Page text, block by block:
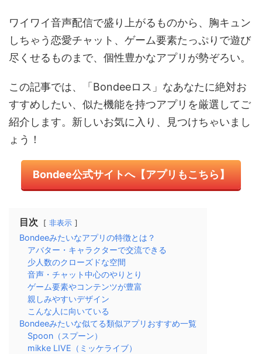
ワイワイ音声配信で盛り上がるものから、胸キュン
しちゃう恋愛チャット、ゲーム要素たっぷりで遊び
尽くせるものまで、個性豊かなアプリが勢ぞろい。
この記事では、「Bondeeロス」なあなたに絶対お
すすめしたい、似た機能を持つアプリを厳選してご
紹介します。新しいお気に入り、見つけちゃいまし
ょう！
Bondee公式サイトへ【アプリもこちら】
目次 非表示
Bondeeみたいなアプリの特徴とは？
アバター・キャラクターで交流できる
少人数のクローズドな空間
音声・チャット中心のやりとり
ゲーム要素やコンテンツが豊富
親しみやすいデザイン
こんな人に向いている
Bondeeみたいな似てる類似アプリおすすめ一覧
Spoon（スプーン）
mikke LIVE（ミッケライブ）